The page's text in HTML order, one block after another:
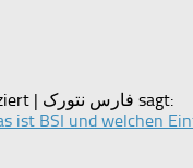
hetzner zertifiziert | فارس نتورک sagt:
ist BSI und welchen